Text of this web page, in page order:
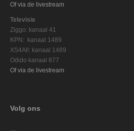
Of via de livestream
Televisie
Ziggo: kanaal 41
KPN: kanaal 1489
XS4All: kanaal 1489
Odido kanaal 877
Of via de livestream
Volg ons